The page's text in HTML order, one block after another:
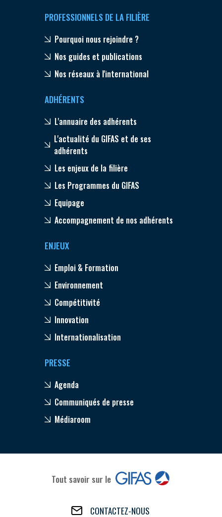
PROFESSIONNELS DE LA FILIÈRE
Pourquoi nous rejoindre ?
Nos guides et publications
Nos réseaux à l'international
ADHÉRENTS
L'annuaire des adhérents
L'actualité du GIFAS et de ses
adhérents
Les enjeux de la filière
Les Programmes du GIFAS
Equipage
Accompagnement de nos adhérents
ENJEUX
Emploi & Formation
Environnement
Compétitivité
Innovation
Internationalisation
PRESSE
Agenda
Communiqués de presse
Médiaroom
Tout savoir sur le
CONTACTEZ-NOUS